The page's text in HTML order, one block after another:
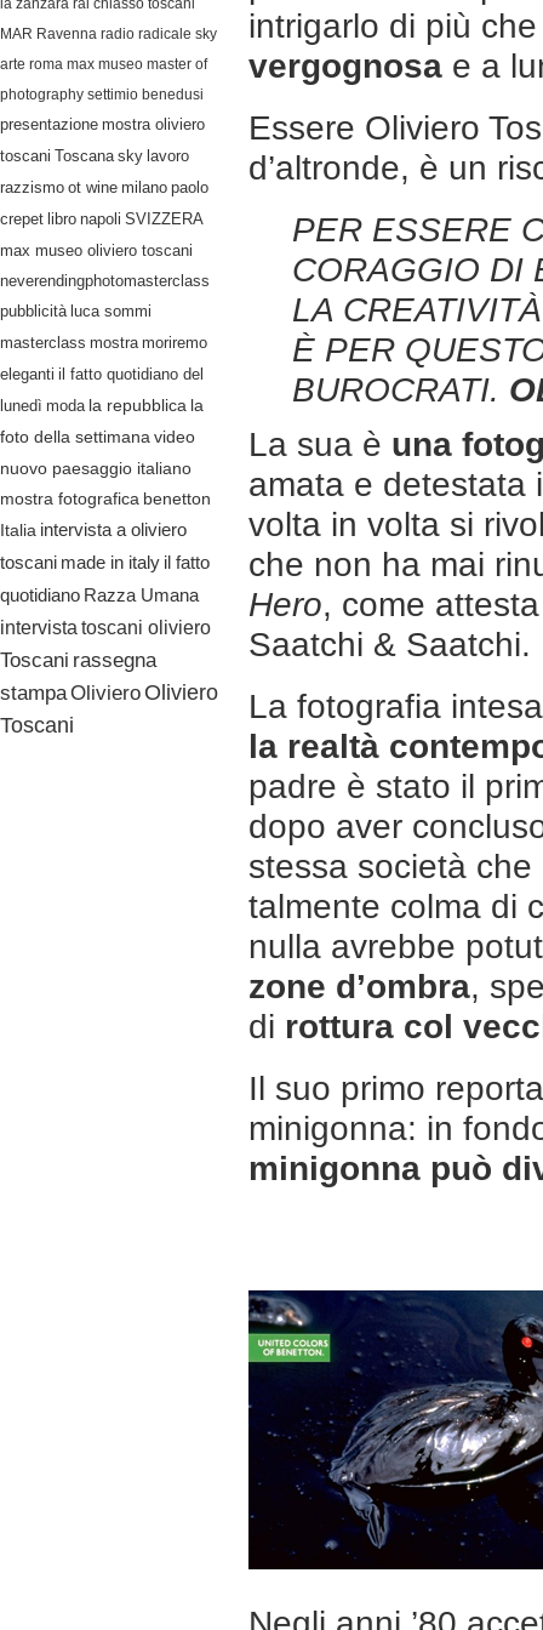
la zanzara rai chiasso toscani
MAR Ravenna radio radicale sky
arte roma max museo master of
photography settimio benedusi
presentazione mostra oliviero
toscani
Toscana sky lavoro
razzismo ot wine milano paolo
crepet libro napoli SVIZZERA
max museo oliviero toscani
neverendingphotomasterclass
pubblicità luca sommi
masterclass mostra moriremo
eleganti il fatto quotidiano del
lunedì moda la repubblica la
foto della settimana video
nuovo paesaggio italiano
mostra fotografica benetton
Italia intervista a oliviero
toscani made in italy il fatto
quotidiano Razza Umana
intervista toscani oliviero
Toscani rassegna
stampaOliviero Oliviero
Toscani
intrigarlo di più
vergognosa e a
Essere Oliviero
d’altronde, è un
PER ESSERE
CORAGGIO DI
LA
È PER
BUROCRATI.
La sua è una
amata e detestata
volta in volta si
che non ha mai
Hero, come
Saatchi & Saatchi.
La fotografia
la realtà
padre è stato il
dopo aver
stessa società
talmente colma di
nulla avrebbe
zone d’ombra,
di rottura col
Il suo primo
minigonna: in
minigonna può